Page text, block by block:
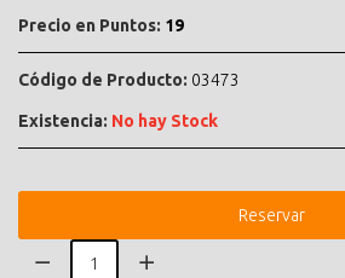
Precio en Puntos: 19
Código de Producto: 03473
Existencia: No hay Stock
Reservar